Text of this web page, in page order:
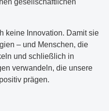
gesellschaftlichen
keine Innovation. Damit sie
– und Menschen, die
und schließlich in
verwandeln, die unsere
prägen.